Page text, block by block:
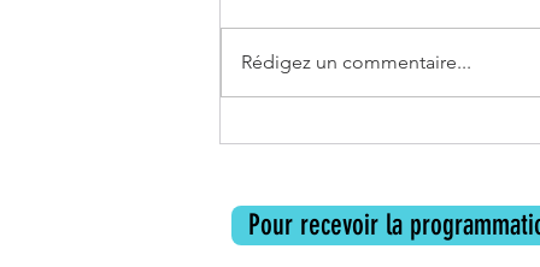
Rédigez un commentaire...
Pour recevoir la